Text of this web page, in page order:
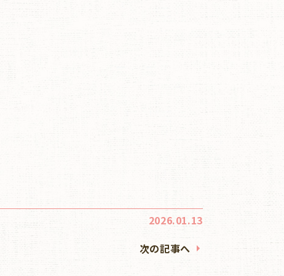
2026.01.13
次の記事へ